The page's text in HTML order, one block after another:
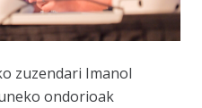
zuzendari Imanol
ondorioak